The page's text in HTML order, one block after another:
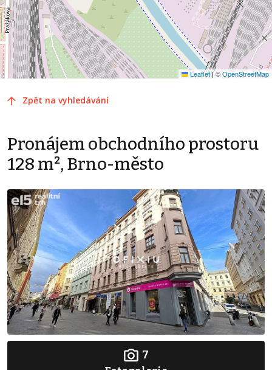
Leaflet|©OpenStreetMap
Zpět na vyhledávání
Pronájem obchodního prostoru
128 m², Brno-město
7